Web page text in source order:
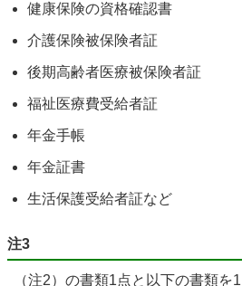
健康保険の資格確認書
介護保険被保険者証
後期高齢者医療被保険者証
福祉医療費受給者証
年金手帳
年金証書
生活保護受給者証など
注3
（注2）の書類1点と以下の書類を